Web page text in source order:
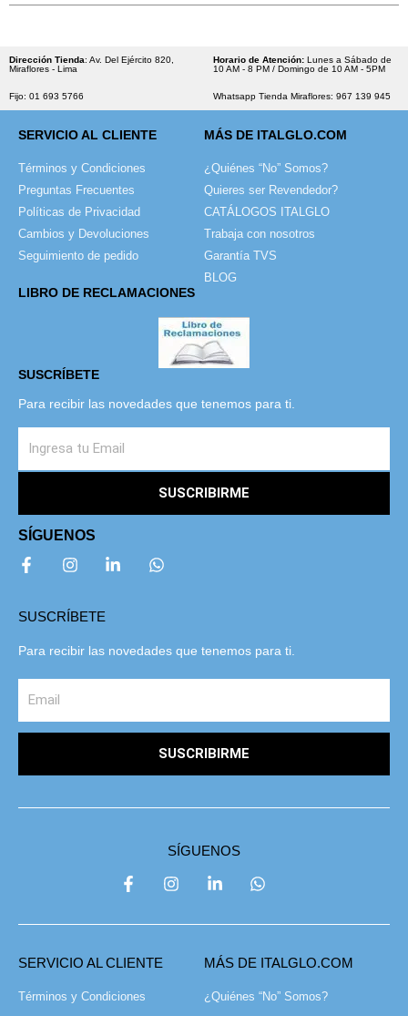
Dirección Tienda: Av. Del Ejército 820,
Miraflores - Lima
Fijo: 01 693 5766
Horario de Atención: Lunes a Sábado de
10 AM - 8 PM / Domingo de 10 AM - 5PM
Whatsapp Tienda Miraflores: 967 139 945
SERVICIO AL CLIENTE
Términos y Condiciones
Preguntas Frecuentes
Políticas de Privacidad
Cambios y Devoluciones
Seguimiento de pedido
MÁS DE ITALGLO.COM
¿Quiénes “No” Somos?
Quieres ser Revendedor?
CATÁLOGOS ITALGLO
Trabaja con nosotros
Garantía TVS
BLOG
LIBRO DE RECLAMACIONES
SUSCRÍBETE
Para recibir las novedades que tenemos para ti.
SUSCRIBIRME
SÍGUENOS
SUSCRÍBETE
Para recibir las novedades que tenemos para ti.
SUSCRIBIRME
SÍGUENOS
SERVICIO AL CLIENTE
Términos y Condiciones
MÁS DE ITALGLO.COM
¿Quiénes “No” Somos?